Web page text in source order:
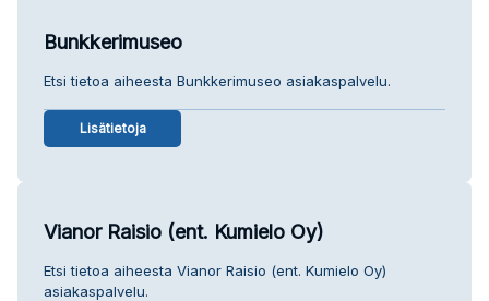
Bunkkerimuseo
Etsi tietoa aiheesta Bunkkerimuseo asiakaspalvelu.
Lisätietoja
Vianor Raisio (ent. Kumielo Oy)
Etsi tietoa aiheesta Vianor Raisio (ent. Kumielo Oy)
asiakaspalvelu.